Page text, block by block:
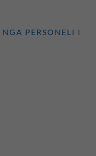
PERSONELI I